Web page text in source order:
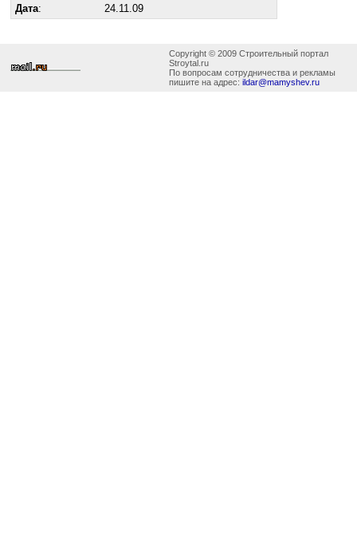
Дата: 24.11.09
Copyright © 2009 Строительный портал
Stroytal.ru
По вопросам сотрудничества и рекламы
пишите на адрес: ildar@mamyshev.ru